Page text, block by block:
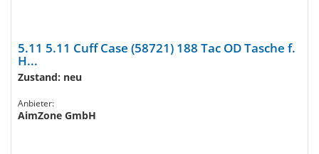
5.11 5.11 Cuff Case (58721) 188 Tac OD Tasche f.
H...
Zustand: neu
Anbieter:
AimZone GmbH